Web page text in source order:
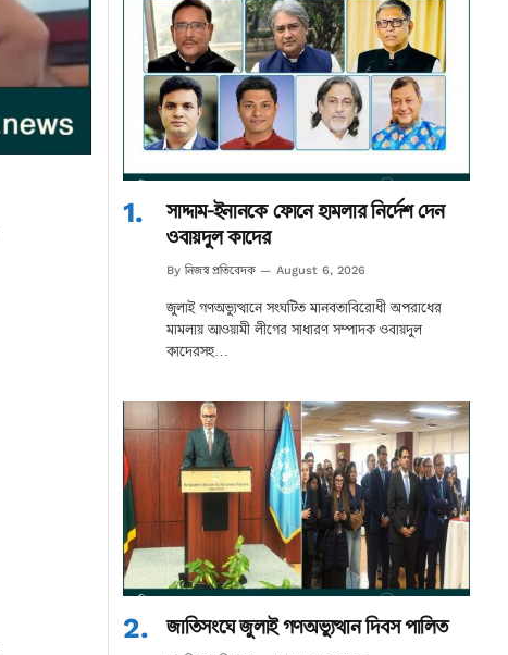
সাদ্দাম-ইনানকে ফোনে হামলার নির্দেশ দেন
ওবায়দুল কাদের
By নিজস্ব প্রতিবেদক August 6, 2026
জুলাই গণঅভ্যুত্থানে সংঘটিত মানবতাবিরোধী অপরাধের
মামলায় আওয়ামী লীগের সাধারণ সম্পাদক ওবায়দুল
কাদেরসহ…
জাতিসংঘে জুলাই গণঅভ্যুত্থান দিবস পালিত